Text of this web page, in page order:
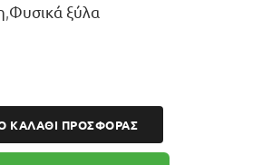
Φυσικά ξύλα
ΚΑΛΆΘΙ ΠΡΟΣΦΟΡΆΣ